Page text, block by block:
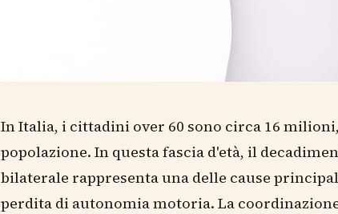
In Italia, i cittadini over 60 sono circa 16
popolazione. In questa fascia d'età, il
bilaterale rappresenta una delle cause
perdita di autonomia motoria. La